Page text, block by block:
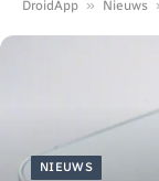
DroidApp » Nieuws
NIEUWS